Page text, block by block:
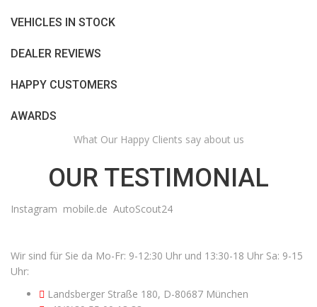
VEHICLES IN STOCK
DEALER REVIEWS
HAPPY CUSTOMERS
AWARDS
What Our Happy Clients say about us
OUR TESTIMONIAL
Instagram mobile.de AutoScout24
Wir sind für Sie da Mo-Fr: 9-12:30 Uhr und 13:30-18 Uhr Sa: 9-15
Uhr:
Landsberger Straße 180, D-80687 München